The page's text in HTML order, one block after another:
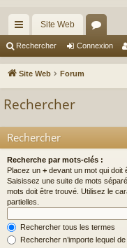
cc
ès
ra
pi
de
Site Web
or
u
m
Rechercher Connexion
Site Web Forum
Rechercher
Rechercher
Recherche par mots-clés :
Placez un + devant un mot qui doit
Saisissez une suite de mots
mots doit être trouvé. Utilisez le
partielles.
Rechercher tous les termes
Rechercher n’importe lequel